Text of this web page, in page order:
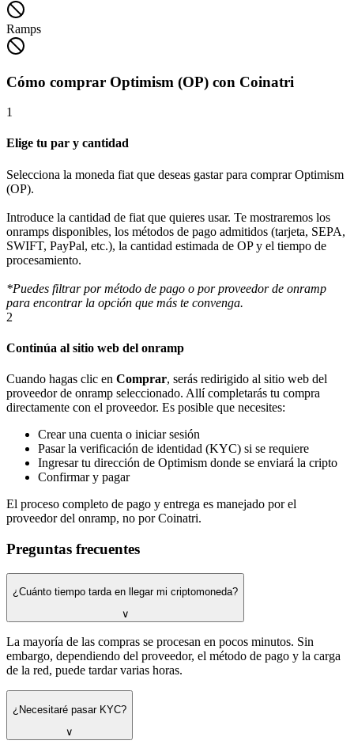
Ramps
Cómo comprar Optimism (OP) con Coinatri
1
Elige tu par y cantidad
Selecciona la moneda fiat que deseas gastar para comprar Optimism
(OP).
Introduce la cantidad de fiat que quieres usar. Te mostraremos los
onramps disponibles, los métodos de pago admitidos (tarjeta, SEPA,
SWIFT, PayPal, etc.), la cantidad estimada de OP y el tiempo de
procesamiento.
*Puedes filtrar por método de pago o por proveedor de onramp
para encontrar la opción que más te convenga.
2
Continúa al sitio web del onramp
Cuando hagas clic en Comprar, serás redirigido al sitio web del
proveedor de onramp seleccionado. Allí completarás tu compra
directamente con el proveedor. Es posible que necesites:
Crear una cuenta o iniciar sesión
Pasar la verificación de identidad (KYC) si se requiere
Ingresar tu dirección de Optimism donde se enviará la cripto
Confirmar y pagar
El proceso completo de pago y entrega es manejado por el
proveedor del onramp, no por Coinatri.
Preguntas frecuentes
¿Cuánto tiempo tarda en llegar mi criptomoneda?
∨
La mayoría de las compras se procesan en pocos minutos. Sin
embargo, dependiendo del proveedor, el método de pago y la carga
de la red, puede tardar varias horas.
¿Necesitaré pasar KYC?
∨